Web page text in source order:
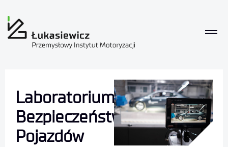
Laboratorium
Bezpieczeństwa
Pojazdów